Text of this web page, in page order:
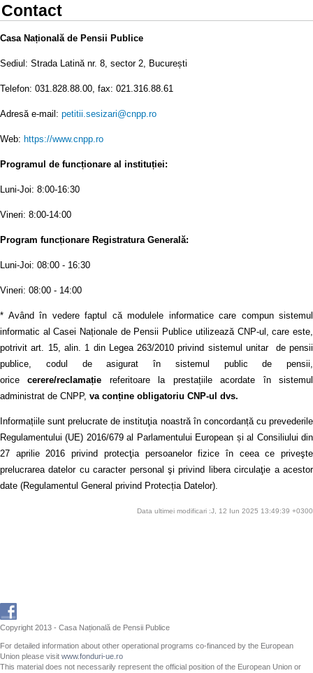
Contact
Casa Națională de Pensii Publice
Sediul: Strada Latină nr. 8, sector 2, București
Telefon: 031.828.88.00, fax: 021.316.88.61
Adresă e-mail: petitii.sesizari@cnpp.ro
Web: https://www.cnpp.ro
Programul de funcționare al instituției:
Luni-Joi: 8:00-16:30
Vineri: 8:00-14:00
Program funcționare Registratura Generală:
Luni-Joi: 08:00 - 16:30
Vineri: 08:00 - 14:00
* Având în vedere faptul că modulele informatice care compun sistemul
informatic al Casei Naționale de Pensii Publice utilizează CNP-ul, care este,
potrivit art. 15, alin. 1 din Legea 263/2010 privind sistemul unitar de pensii
publice, codul de asigurat în sistemul public de pensii,
oricecerere/reclamație referitoare la prestațiile acordate în sistemul
administrat de CNPP, va conține obligatoriu CNP-ul dvs.
Informațiile sunt prelucrate de instituţia noastră în concordanță cu prevederile
Regulamentului (UE) 2016/679 al Parlamentului European și al Consiliului din
27 aprilie 2016 privind protecţia persoanelor fizice în ceea ce priveşte
prelucrarea datelor cu caracter personal şi privind libera circulaţie a acestor
date (Regulamentul General privind Protecția Datelor).
Data ultimei modificari :J, 12 Iun 2025 13:49:39 +0300
Copyright 2013 - Casa Națională de Pensii Publice
For detailed information about other operational programs co-financed by the European
Union please visit www.fonduri-ue.ro
This material does not necessarily represent the official position of the European Union or